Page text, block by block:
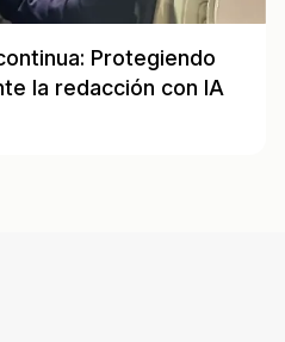
Protegiendo
la redacción con IA